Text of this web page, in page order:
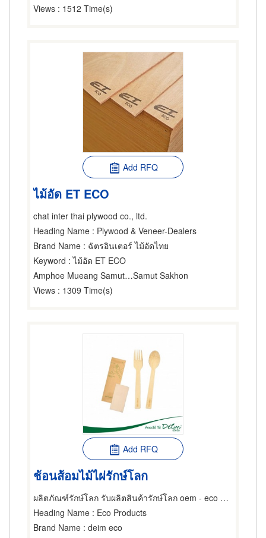
Views : 1512 Time(s)
Add RFQ
ไม้อัด ET ECO
chat inter thai plywood co., ltd.
Heading Name : Plywood & Veneer-Dealers
Brand Name : ฉัตรอินเตอร์ ไม้อัดไทย
Keyword : ไม้อัด ET ECO
Amphoe Mueang Samut SakhonSamut Sakhon
Views : 1309 Time(s)
Add RFQ
ช้อนส้อมไม้ไผ่รักษ์โลก
ผลิตภัณฑ์รักษ์โลก รับผลิตสินค้ารักษ์โลก oem - eco product
Heading Name : Eco Products
Brand Name : deim eco